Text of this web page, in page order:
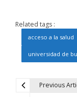
Related tags :
acceso a la salud
universidad de
Previous